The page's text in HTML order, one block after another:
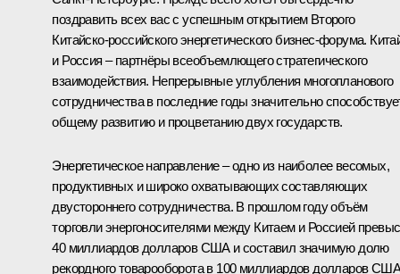
поздравить всех вас с успешным открытием Второго
Китайско‑российского энергетического бизнес‑форума.
и Россия – партнёры всеобъемлющего стратегического
взаимодействия. Непрерывные углубления многопланового
сотрудничества в последние годы значительно
общему развитию и процветанию двух государств.
Энергетическое направление – одно из наиболее весомых,
продуктивных и широко охватывающих составляющих
двустороннего сотрудничества. В прошлом году объём
торговли энергоносителями между Китаем и Россией
40 миллиардов долларов США и составил значимую долю
рекордного товарооборота в 100 миллиардов долларов